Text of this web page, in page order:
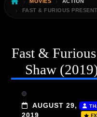
FAST & FURIOUS
Fast &
Shaw
AUGUST 29,
2019